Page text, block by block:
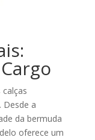
Desde a
da bermuda
oferece um